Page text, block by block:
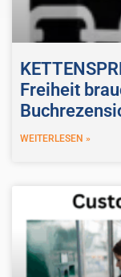
Freiheit
WEITERLESEN »